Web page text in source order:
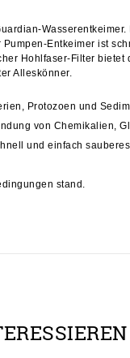
Entkeimer ist
Hohlfaser-Filter
Alleskönner.
Protozoen und
von Chemikalien,
und einfach
stand.